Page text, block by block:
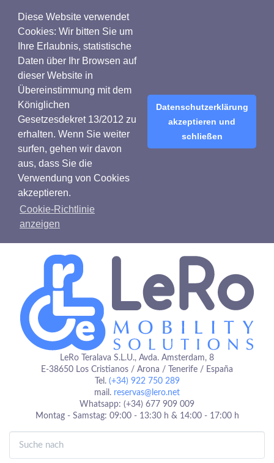
Diese Website verwendet
Cookies: Wir bitten Sie um
Ihre Erlaubnis, statistische
Daten über Ihr Browsen auf
dieser Website in
Übereinstimmung mit dem
Königlichen
Gesetzesdekret 13/2012 zu
erhalten. Wenn Sie weiter
surfen, gehen wir davon
aus, dass Sie die
Verwendung von Cookies
akzeptieren.
Cookie-Richtlinie
anzeigen
Datenschutzerklärung
akzeptieren und
schließen
LeRo Teralava S.L.U., Avda. Amsterdam, 8
E-38650 Los Cristianos / Arona / Tenerife / España
Tel. (+34) 922 750 289
mail. reservas@lero.net
Whatsapp: (+34) 677 909 009
Montag - Samstag: 09:00 - 13:30 h & 14:00 - 17:00 h